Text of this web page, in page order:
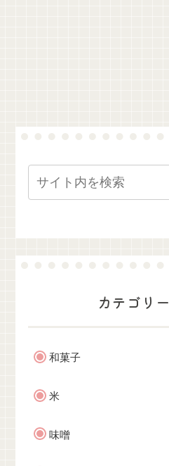
カテゴリー
和菓子
米
味噌